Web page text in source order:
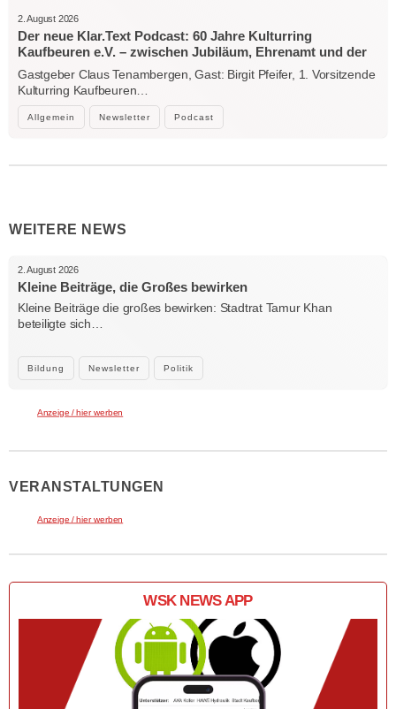
Allgemein Newsletter Podcast
2. August 2026
Der neue Klar.Text Podcast: 60 Jahre Kulturring
Kaufbeuren e.V. – zwischen Jubiläum, Ehrenamt und der
Kraft der Kultur
Gastgeber Claus Tenambergen, Gast: Birgit Pfeifer, 1. Vorsitzende
Kulturring Kaufbeuren…
WEITERE NEWS
Bildung Newsletter Politik
2. August 2026
Kleine Beiträge, die Großes bewirken
Kleine Beiträge die großes bewirken: Stadtrat Tamur Khan
beteiligte sich…
Anzeige / hier werben
VERANSTALTUNGEN
Anzeige / hier werben
WSK NEWS APP